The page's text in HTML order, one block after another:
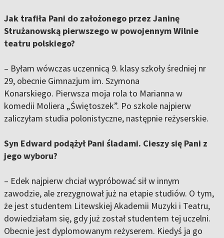
Jak trafiła Pani do założonego przez Janinę
Strużanowską pierwszego w powojennym Wilnie
teatru polskiego?
– Byłam wówczas uczennicą 9. klasy szkoły średniej nr
29, obecnie Gimnazjum im. Szymona
Konarskiego. Pierwsza moja rola to Marianna w
komedii Moliera „Świętoszek”. Po szkole najpierw
zaliczyłam studia polonistyczne, następnie reżyserskie.
Syn Edward podążył Pani śladami. Cieszy się Pani z
jego wyboru?
– Edek najpierw chciał wypróbować sił w innym
zawodzie, ale zrezygnował już na etapie studiów. O tym,
że jest studentem Litewskiej Akademii Muzyki i Teatru,
dowiedziałam się, gdy już został studentem tej uczelni.
Obecnie jest dyplomowanym reżyserem. Kiedyś ja go